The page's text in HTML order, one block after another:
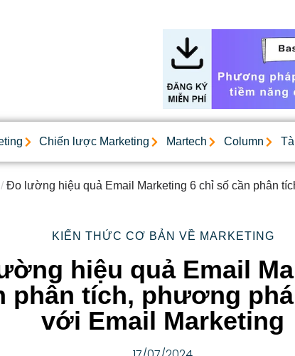
Chiến lược Marketing Martech Column
/ Đo lường hiệu quả Email Marketing 6 chỉ số cần phân
KIẾN THỨC CƠ BẢN VỀ MARKETING
hiệu quả Email
phân tích, phương
với Email Marketing